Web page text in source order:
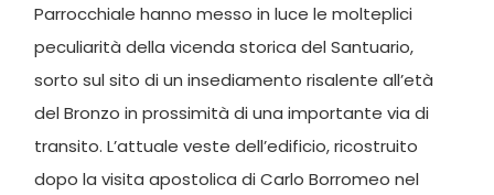
Parrocchiale hanno messo in luce le molteplici
peculiarità della vicenda storica del Santuario,
sorto sul sito di un insediamento risalente all’età
del Bronzo in prossimità di una importante via di
transito. L’attuale veste dell’edificio, ricostruito
dopo la visita apostolica di Carlo Borromeo nel